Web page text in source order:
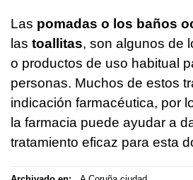
Las pomadas o los baños
las toallitas, son algunos de
o productos de uso habitual
personas. Muchos de estos
indicación farmacéutica, por
la farmacia puede ayudar a
tratamiento eficaz para esta